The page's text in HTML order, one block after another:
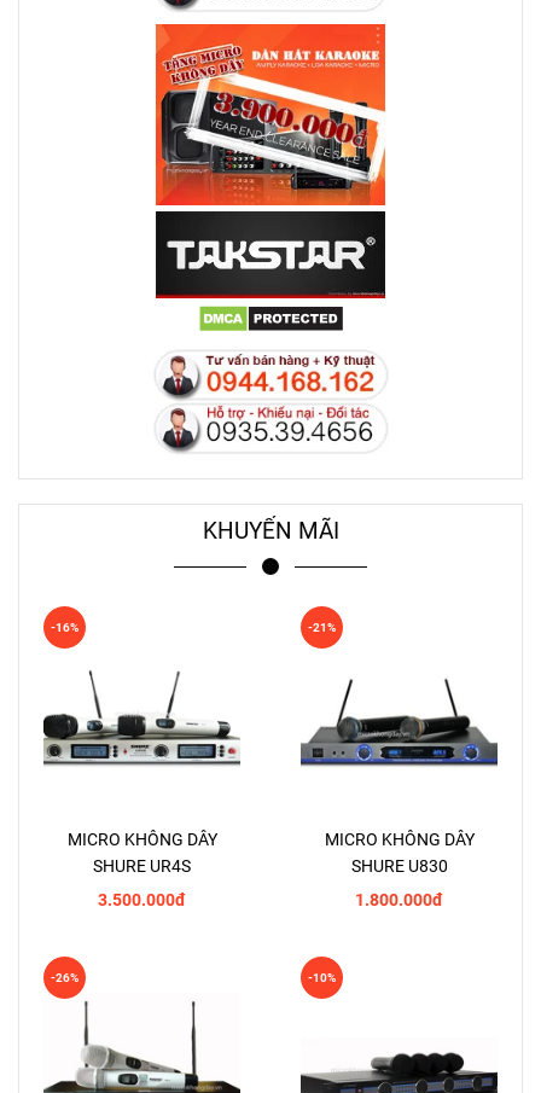
KHUYẾN MÃI
MICRO KHÔNG DÂY
SHURE UR4S
3.500.000đ
-16%
MICRO KHÔNG DÂY
SHURE U830
1.800.000đ
-21%
-26% -10%